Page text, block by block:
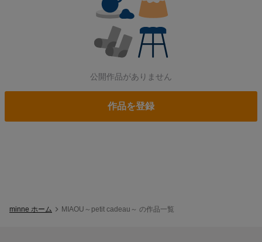
公開作品がありません
作品を登録
minne ホーム MIAOU～petit cadeau～ の作品一覧